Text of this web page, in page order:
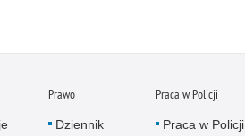
Prawo
Dziennik
Praca w Policji
Praca w Policji